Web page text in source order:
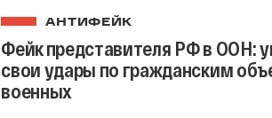
АНТИФЕЙК
Фейк представителя РФ в ООН:
свои удары по гражданским
военных